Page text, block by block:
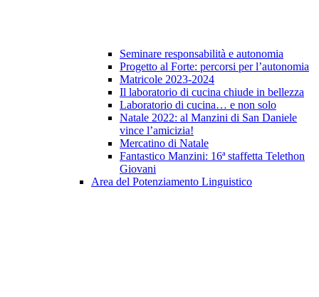
Seminare responsabilità e autonomia
Progetto al Forte: percorsi per l’autonomia
Matricole 2023-2024
Il laboratorio di cucina chiude in bellezza
Laboratorio di cucina… e non solo
Natale 2022: al Manzini di San Daniele
vince l’amicizia!
Mercatino di Natale
Fantastico Manzini: 16ª staffetta Telethon
Giovani
Area del Potenziamento Linguistico